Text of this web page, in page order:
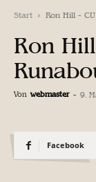
Start Ron Hill -
Ron
Von webmaster - 9.
Facebook